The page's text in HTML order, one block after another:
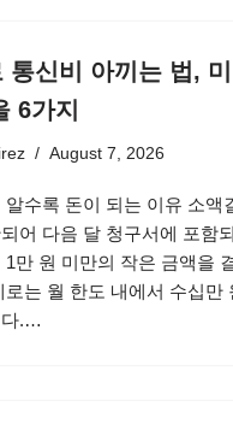
통신비 아끼는 법,
6가지
August 7, 2026
알수록 돈이 되는 이유 소액
어 다음 달 청구서에 포함
1만 원 미만의 작은 금액을
로는 월 한도 내에서 수십만
다.…